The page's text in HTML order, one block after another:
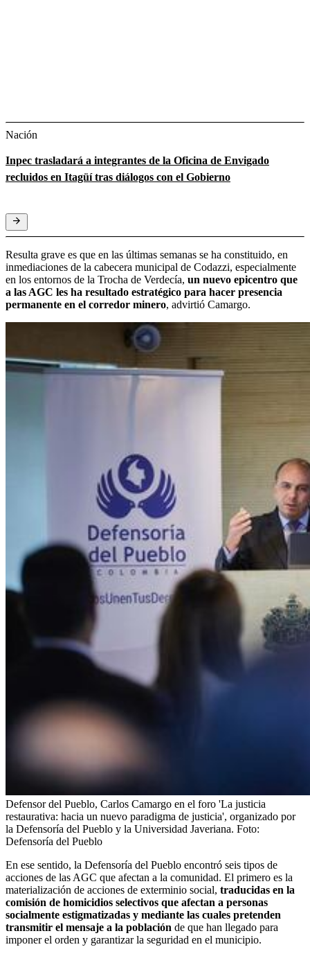
Nación
Inpec trasladará a integrantes de la Oficina de Envigado
recluidos en Itagüí tras diálogos con el Gobierno
Resulta grave es que en las últimas semanas se ha constituido, en
inmediaciones de la cabecera municipal de Codazzi, especialmente
en los entornos de la Trocha de Verdecía, un nuevo epicentro que
a las AGC les ha resultado estratégico para hacer presencia
permanente en el corredor minero, advirtió Camargo.
Defensor del Pueblo, Carlos Camargo en el foro 'La justicia
restaurativa: hacia un nuevo paradigma de justicia', organizado por
la Defensoría del Pueblo y la Universidad Javeriana. Foto:
Defensoría del Pueblo
En ese sentido, la Defensoría del Pueblo encontró seis tipos de
acciones de las AGC que afectan a la comunidad. El primero es la
materialización de acciones de exterminio social, traducidas en la
comisión de homicidios selectivos que afectan a personas
socialmente estigmatizadas y mediante las cuales pretenden
transmitir el mensaje a la población de que han llegado para
imponer el orden y garantizar la seguridad en el municipio.